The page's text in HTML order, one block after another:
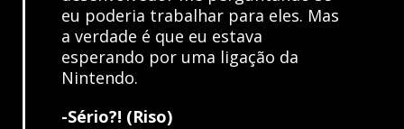
eu poderia trabalhar para eles. Mas
a verdade é que eu estava
esperando por uma ligação da
Nintendo.
-Sério?! (Riso)